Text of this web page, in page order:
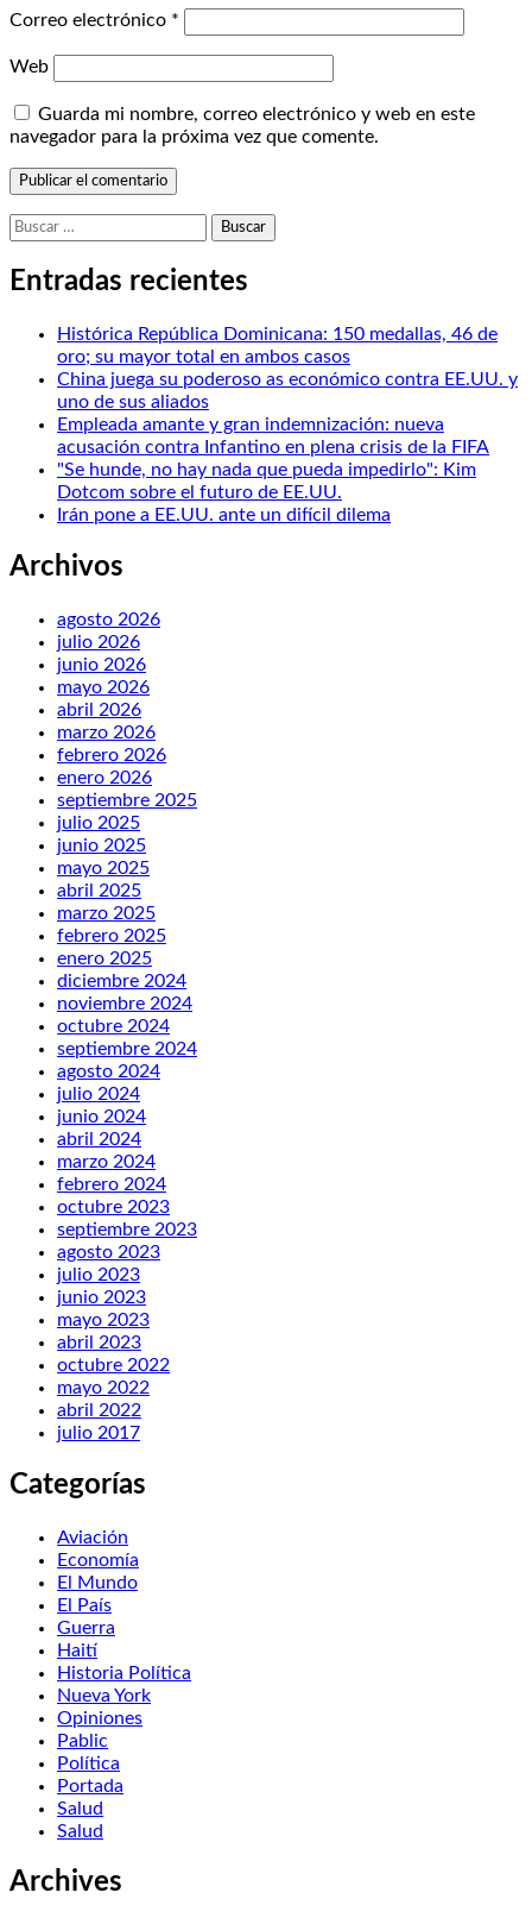
Correo electrónico *
Web
Guarda mi nombre, correo electrónico y web en este
navegador para la próxima vez que comente.
Buscar:
Entradas recientes
Histórica República Dominicana: 150 medallas, 46 de
oro; su mayor total en ambos casos
China juega su poderoso as económico contra EE.UU. y
uno de sus aliados
Empleada amante y gran indemnización: nueva
acusación contra Infantino en plena crisis de la FIFA
"Se hunde, no hay nada que pueda impedirlo": Kim
Dotcom sobre el futuro de EE.UU.
Irán pone a EE.UU. ante un difícil dilema
Archivos
agosto 2026
julio 2026
junio 2026
mayo 2026
abril 2026
marzo 2026
febrero 2026
enero 2026
septiembre 2025
julio 2025
junio 2025
mayo 2025
abril 2025
marzo 2025
febrero 2025
enero 2025
diciembre 2024
noviembre 2024
octubre 2024
septiembre 2024
agosto 2024
julio 2024
junio 2024
abril 2024
marzo 2024
febrero 2024
octubre 2023
septiembre 2023
agosto 2023
julio 2023
junio 2023
mayo 2023
abril 2023
octubre 2022
mayo 2022
abril 2022
julio 2017
Categorías
Aviación
Economía
El Mundo
El País
Guerra
Haití
Historia Política
Nueva York
Opiniones
Pablic
Política
Portada
Salud
Salud
Archives